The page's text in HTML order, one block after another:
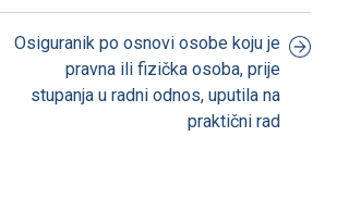
Osiguranik po osnovi osobe koju je
pravna ili fizička osoba, prije
stupanja u radni odnos, uputila na
praktični rad